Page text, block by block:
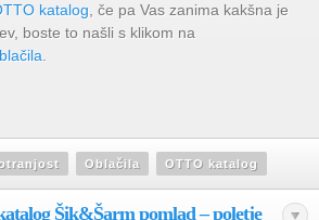
katalog , če pa Vas zanima kakšna je
boste to našli s klikom na
Oblačila OTTO katalog
Šik&Šarm pomlad – poletje